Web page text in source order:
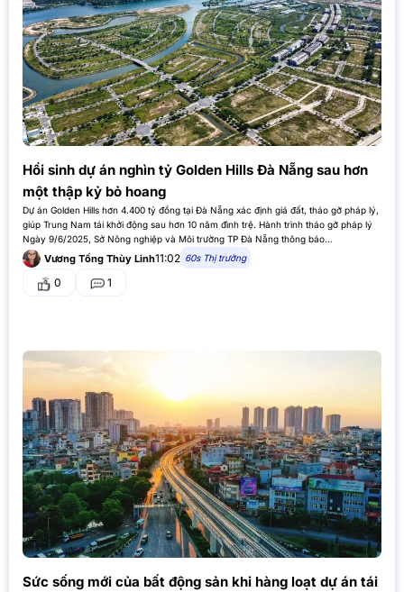
Hồi sinh dự án nghìn tỷ Golden Hills Đà Nẵng sau hơn
một thập kỷ bỏ hoang
Dự án Golden Hills hơn 4.400 tỷ đồng tại Đà Nẵng xác định giá đất, tháo gỡ pháp lý,
giúp Trung Nam tái khởi động sau hơn 10 năm đình trệ. Hành trình tháo gỡ pháp lý
Ngày 9/6/2025, Sở Nông nghiệp và Môi trường TP Đà Nẵng thông báo…
Vương Tống Thùy Linh11:02 60s Thị trường
0 1
Sức sống mới của bất động sản khi hàng loạt dự án tái